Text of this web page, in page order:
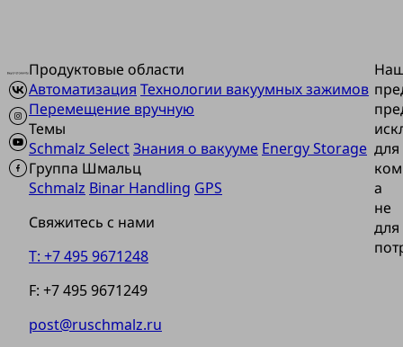
Продуктовые области
Автоматизация Технологии вакуумных зажимов
Перемещение вручную
Темы
Schmalz SelectЗнания о вакууме Energy Storage
Группа Шмальц
Schmalz Binar Handling GPS
Свяжитесь с нами
T: +7 495 9671248
F: +7 495 9671249
post@ruschmalz.ru
для
а
не
для